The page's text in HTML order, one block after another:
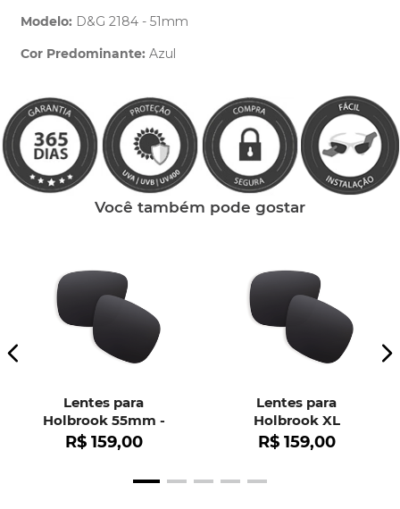
Modelo: D&G 2184 - 51mm
Cor Predominante: Azul
Você também pode gostar
Lentes para
Holbrook 55mm -
OO9102
R$ 159,00
Lentes para
Holbrook XL
R$ 159,00